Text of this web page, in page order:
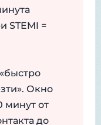
STEMI =
Окно
минут от
до